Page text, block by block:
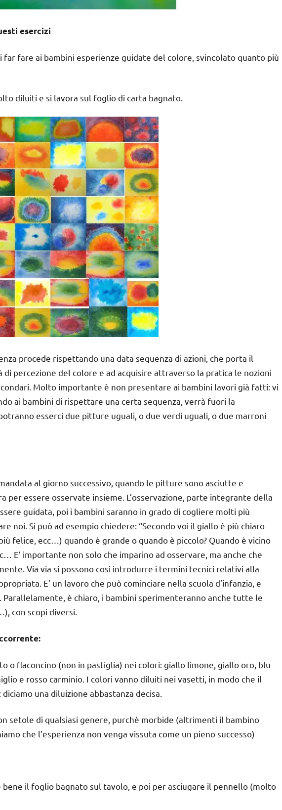
esercizi
far fare ai bambini esperienze guidate del colore, svincolato quanto più
diluiti e si lavora sul foglio di carta bagnato.
procede rispettando una data sequenza di azioni, che porta il
percezione del colore e ad acquisire attraverso la pratica le nozioni
Molto importante è non presentare ai bambini lavori già fatti: vi
ai bambini di rispettare una certa sequenza, verrà fuori la
esserci due pitture uguali, o due verdi uguali, o due marroni
al giorno successivo, quando le pitture sono asciutte e
per essere osservate insieme. L’osservazione, parte integrante della
guidata, poi i bambini saranno in grado di cogliere molti più
noi. Si può ad esempio chiedere: “Secondo voi il giallo è più chiaro
felice, ecc…) quando è grande o quando è piccolo? Quando è vicino
E’ importante non solo che imparino ad osservare, ma anche che
Via via si possono così introdurre i termini tecnici relativi alla
E’ un lavoro che può cominciare nella scuola d’infanzia, e
è chiaro, i bambini sperimenteranno anche tutte le
con scopi diversi.
o flaconcino (non in pastiglia) nei colori: giallo limone, giallo oro, blu
e rosso carminio. I colori vanno diluiti nei vasetti, in modo che il
una diluizione abbastanza decisa.
setole di qualsiasi genere, purchè morbide (altrimenti il bambino
che l’esperienza non venga vissuta come un pieno successo)
il foglio bagnato sul tavolo, e poi per asciugare il pennello (molto